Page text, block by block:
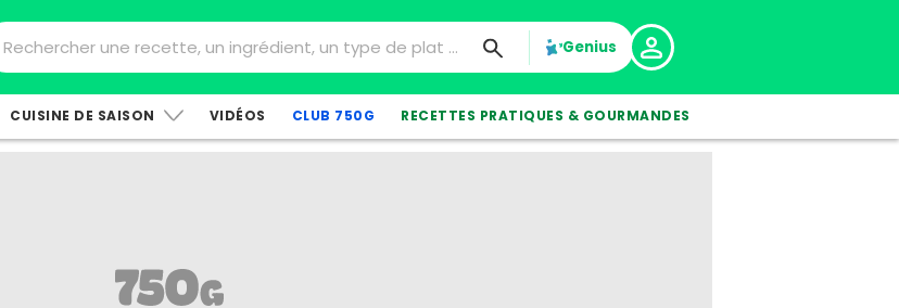
Genius
CUISINE DE SAISON VIDÉOS CLUB 750G RECETTES PRATIQUES & GOURMANDES